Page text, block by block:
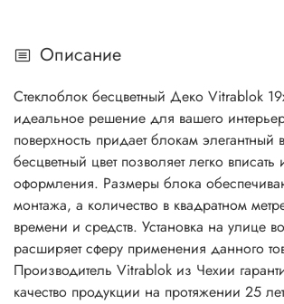
Описание
Стеклоблок бесцветный Деко Vitrablok
идеальное решение для вашего
поверхность придает блокам элегантный
бесцветный цвет позволяет легко
оформления. Размеры блока
монтажа, а количество в квадратном
времени и средств. Установка на улице
расширяет сферу применения данного
Производитель Vitrablok из Чехии
качество продукции на протяжении 25